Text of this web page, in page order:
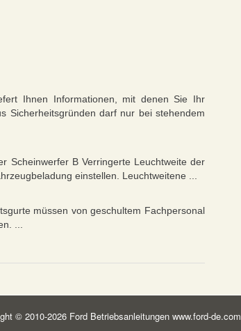
Ihnen Informationen, mit denen Sie Ihr
Sicherheitsgründen darf nur bei stehendem
Scheinwerfer B Verringerte Leuchtweite der
einstellen. Leuchtweitene ...
müssen von geschultem Fachpersonal
...
© 2010-2026 Ford Betriebsanleitungen www.ford-de.com